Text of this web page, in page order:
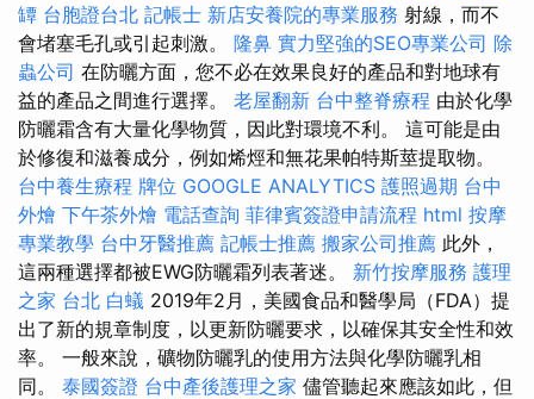
罈 台胞證台北 記帳士 新店安養院的專業服務 射線，而不
會堵塞毛孔或引起刺激。 隆鼻 實力堅強的SEO專業公司 除
蟲公司 在防曬方面，您不必在效果良好的產品和對地球有
益的產品之間進行選擇。 老屋翻新 台中整脊療程 由於化學
防曬霜含有大量化學物質，因此對環境不利。 這可能是由
於修復和滋養成分，例如烯烴和無花果帕特斯莖提取物。
台中養生療程 牌位 GOOGLE ANALYTICS 護照過期 台中
外燴 下午茶外燴 電話查詢 菲律賓簽證申請流程 html 按摩
專業教學 台中牙醫推薦 記帳士推薦 搬家公司推薦 此外，
這兩種選擇都被EWG防曬霜列表著迷。 新竹按摩服務 護理
之家 台北 白蟻 2019年2月，美國食品和醫學局（FDA）提
出了新的規章制度，以更新防曬要求，以確保其安全性和效
率。 一般來說，礦物防曬乳的使用方法與化學防曬乳相
同。 泰國簽證 台中產後護理之家 儘管聽起來應該如此，但